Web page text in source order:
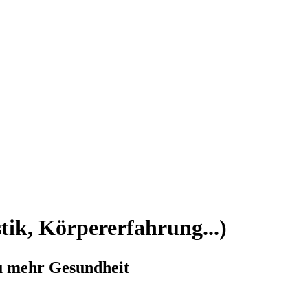
Körpererfahrung...)
mehr Gesundheit